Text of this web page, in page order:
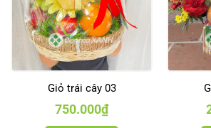
Giỏ trái cây 03
750.000₫